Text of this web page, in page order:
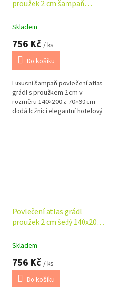
proužek 2 cm šampaň
Skladem
756 Kč / ks
Do košíku
Luxusní šampaň povlečení atlas
grádl s proužkem 2 cm v
rozměru 140×200 a 70×90 cm
dodá ložnici elegantní hotelový
vzhled. 100% bavlna s jemným
Povlečení atlas grádl
proužek 2 cm šedý 140x200,
Skladem
756 Kč / ks
Do košíku